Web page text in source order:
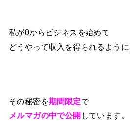
私が0からビジネスを始めて
どうやって収入を得られるよう
その秘密を期間限定で
メルマガの中で公開 しています。